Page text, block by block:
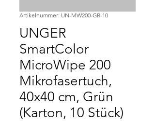
Artikelnummer: UN-MW200-GR-10
UNGER
SmartColor
MicroWipe 200
Mikrofasertuch,
40x40 cm, Grün
(Karton, 10 Stück)